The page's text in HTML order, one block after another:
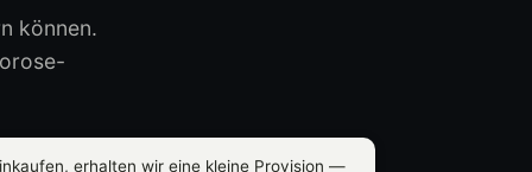
können.
erhalten wir eine kleine Provision —